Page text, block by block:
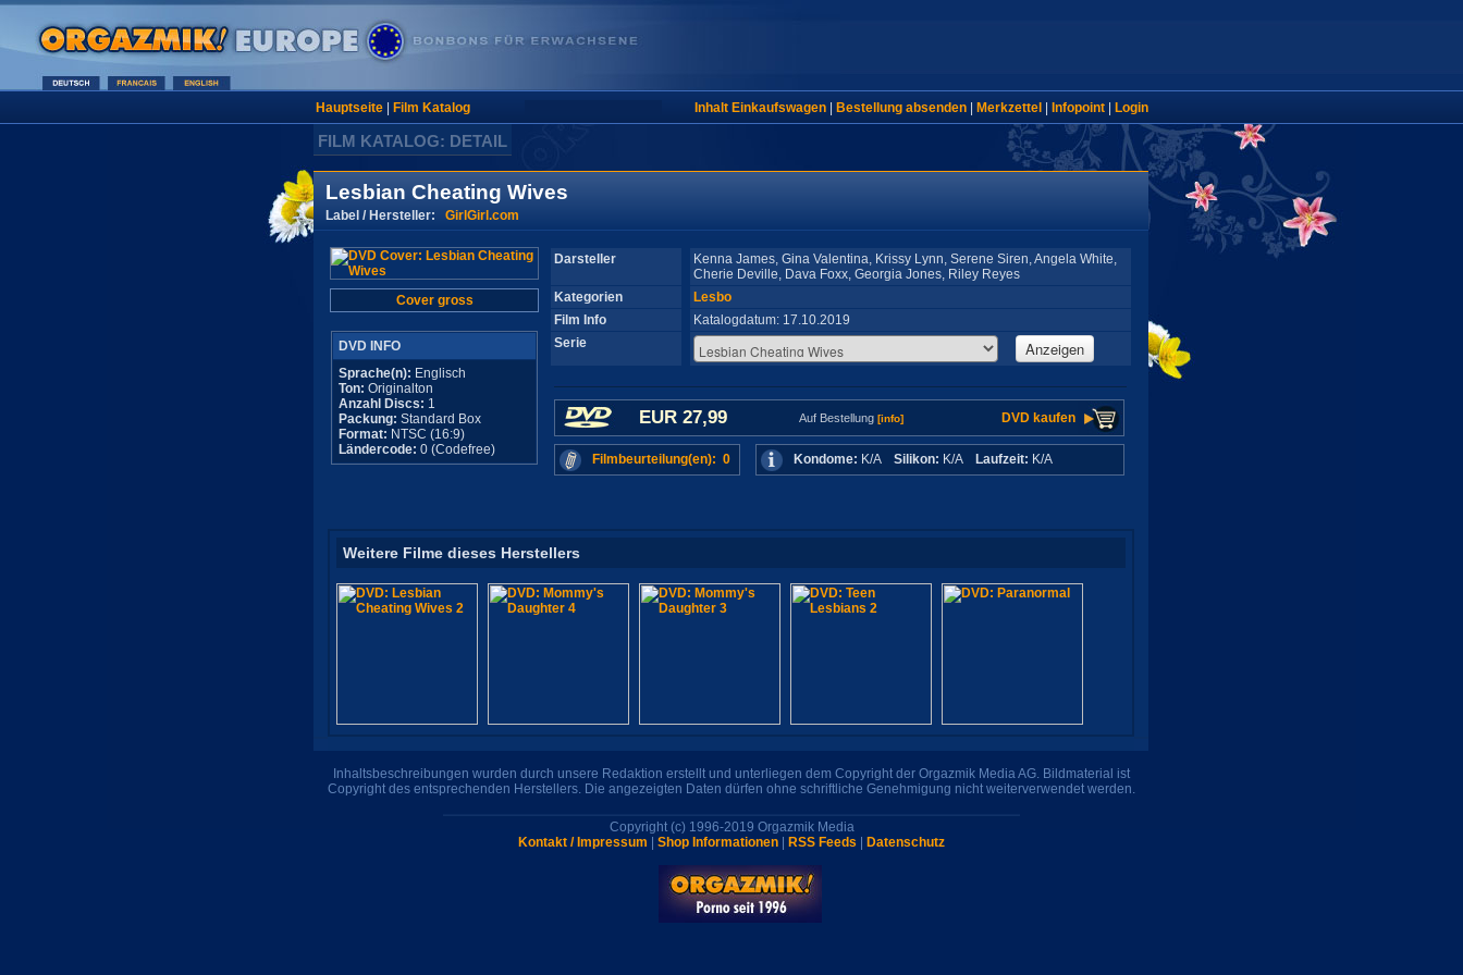
Hauptseite| Film Katalog Inhalt Einkaufswagen| Bestellung absenden| Merkzettel Infopoint| Login
FILM KATALOG: DETAIL
Lesbian Cheating Wives
Label / Hersteller: GirlGirl.com
Cover gross
DVD INFO
Sprache(n): Englisch
Ton: Originalton
Anzahl Discs: 1
Packung: Standard Box
Format: NTSC (16:9)
Ländercode: 0 (Codefree)
Darsteller
Kenna James, Gina Valentina, Krissy Lynn, Serene Siren, Angela White,
Cherie Deville, Dava Foxx, Georgia Jones, Riley Reyes
Kategorien
Lesbo
Film Info
Katalogdatum: 17.10.2019
Serie
Anzeigen
EUR 27,99 Auf Bestellung [info] DVD kaufen
Filmbeurteilung(en): 0 Kondome: K/A Silikon: K/A Laufzeit: K/A
Weitere Filme dieses Herstellers
Inhaltsbeschreibungen wurden durch unsere Redaktion erstellt und unterliegen dem Copyright der Orgazmik Media AG. Bildmaterial ist
Copyright des entsprechenden Herstellers. Die angezeigten Daten dürfen ohne schriftliche Genehmigung nicht weiterverwendet werden.
Copyright (c) 1996-2019 Orgazmik Media
Kontakt / Impressum
Shop Informationen RSS Feeds Datenschutz